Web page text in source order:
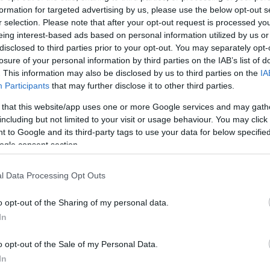
for targeted advertising by us, please use the below opt-out
selection. Please note that after your opt-out request is processed
interest-based ads based on personal information utilized by us
to third parties prior to your opt-out. You may separately
of your personal information by third parties on the IAB’s list of
This information may also be disclosed by us to third parties on the
Participants that may further disclose it to other third parties.
that this website/app uses one or more Google services and may
but not limited to your visit or usage behaviour. You may
to Google and its third-party tags to use your data for below
consent section.
Data Processing Opt Outs
opt-out of the Sharing of my personal data.
opt-out of the Sale of my Personal Data.
2021 και την 27η Σεπτεμβρίου 2021.
της Περιφερειακής ΕνότηταςΚορινθίαςκαι
της 23ης και της 24ης Ιουλίου 2018.
όρια τωνΔήμων Μαντουδίου – Λίμνης – Αγίας
– Αιδηψούτης Περιφερειακής Ενότητας Ευβοίας, οι
από τις πυρκαγιές που εκδηλώθηκαν αρχής
27η Ιουλίου 2021.
Αναργύρων του Δήμου Αμυνταίου στη
ακίνητα που βρίσκονται εντός της Κοινότητας
Πολύλακκου, οικισμού Αξιοκάστρου και
κοινότητας Αξιοκάστρου, οικισμού Τραπεζίτσας και
Δήμου Βοΐου της Περιφερειακής Ενότητας
Καλαμιτσίου, οικισμού Καλοχίου και
Περιφερειακής Ενότητας Γρεβενών.